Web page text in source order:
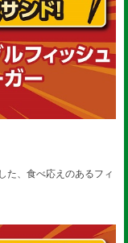
た、食べ応えのあるフィ